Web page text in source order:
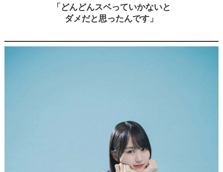
「どんどんスベっていかないと
ダメだと思ったんです」